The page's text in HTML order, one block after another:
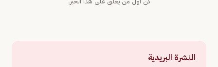
النشرة البريدية